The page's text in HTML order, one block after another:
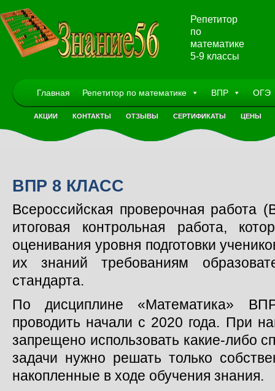
Репетитор
по
математике
5-9 классы
Главная Репетитор по математике ВПР ОГЭ
АКЦИИ КОНТАКТЫ ОТЗЫВЫ СЕРТИФИКАТЫ ЦЕНЫ
ВПР 8 КЛАСС
Всероссийская проверочная работа
итоговая контрольная работа,
оценивания уровня подготовки
их знаний требованиям
стандарта.
По дисциплине «Математика»
проводить начали с 2020 года. При
запрещено использовать какие-либо
задачи нужно решать только
накопленные в ходе обучения знания.